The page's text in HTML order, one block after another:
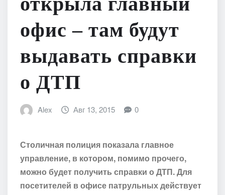
офис – там будут
выдавать справки
о ДТП
Alex Авг 13, 2015 0
Столичная полиция показала главное
управление, в котором, помимо прочего,
можно будет получить справки о ДТП. Для
посетителей в офисе патрульных действует